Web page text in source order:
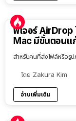
ฟีเจอร์ AirDrop
Mac มีขั้นตอนแก้
สำหรับคนที่ส่งไฟล์หรือรู
โดย Zakura Kim
อ่านเพิ่มเติม